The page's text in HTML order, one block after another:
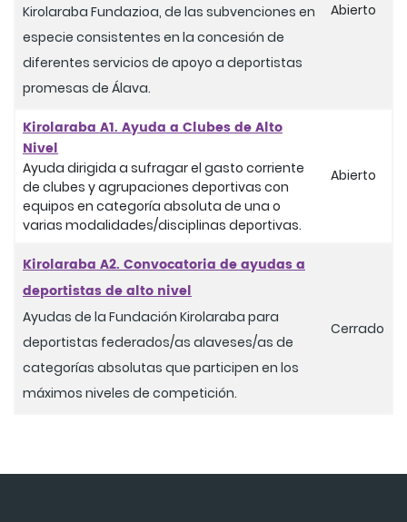
Kirolaraba Fundazioa, de las subvenciones en
especie consistentes en la concesión de
diferentes servicios de apoyo a deportistas
promesas de Álava.
Abierto
Kirolaraba A1. Ayuda a Clubes de Alto
Nivel
Ayuda dirigida a sufragar el gasto corriente
de clubes y agrupaciones deportivas con
equipos en categoría absoluta de una o
varias modalidades/disciplinas deportivas.
Abierto
Kirolaraba A2. Convocatoria de ayudas a
deportistas de alto nivel
Ayudas de la Fundación Kirolaraba para
deportistas federados/as alaveses/as de
categorías absolutas que participen en los
máximos niveles de competición.
Cerrado